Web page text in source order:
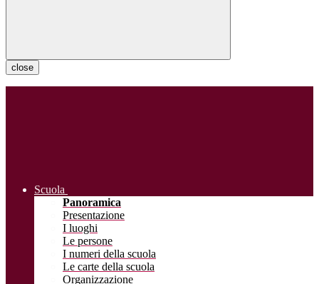
close
Scuola
Panoramica
Presentazione
I luoghi
Le persone
I numeri della scuola
Le carte della scuola
Organizzazione